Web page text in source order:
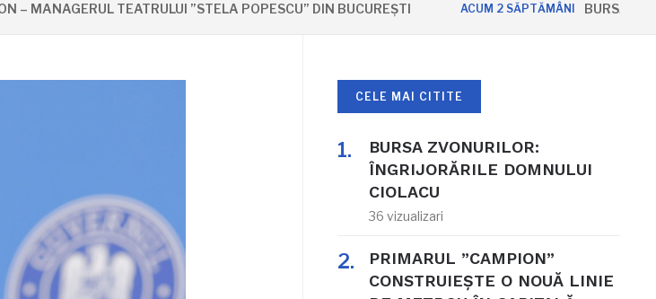
TEATRULUI ”STELA POPESCU” DIN BUCUREȘTI ACUM 2 SĂPTĂMÂNI BURSA
CELE MAI CITITE
BURSA ZVONURILOR:
ÎNGRIJORĂRILE DOMNULUI
CIOLACU
36 vizualizari
PRIMARUL ”CAMPION”
CONSTRUIEȘTE O NOUĂ LINIE